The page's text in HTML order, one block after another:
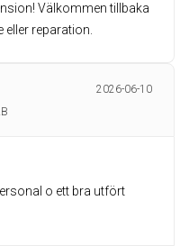
Välkommen tillbaka
reparation.
2026-06-10
o ett bra utfört